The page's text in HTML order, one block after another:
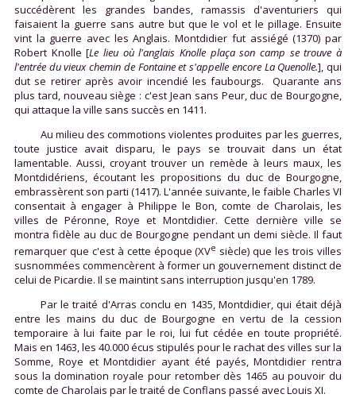
succédèrent les grandes bandes, ramassis d'aventuriers qui
faisaient la guerre sans autre but que le vol et le pillage. Ensuite
vint la guerre avec les Anglais. Montdidier fut assiégé (1370) par
Robert Knolle [Le lieu où l'anglais Knolle plaça son camp se trouve à
l'entrée du vieux chemin de Fontaine et s'appelle encore La Quenolle.], qui
dut se retirer après avoir incendié les faubourgs. Quarante ans
plus tard, nouveau siège : c'est Jean sans Peur, duc de Bourgogne,
qui attaque la ville sans succès en 1411.
Au milieu des commotions violentes produites par les guerres,
toute justice avait disparu, le pays se trouvait dans un état
lamentable. Aussi, croyant trouver un remède à leurs maux, les
Montdidériens, écoutant les propositions du duc de Bourgogne,
embrassèrent son parti (1417). L'année suivante, le faible Charles VI
consentait à engager à Philippe le Bon, comte de Charolais, les
villes de Péronne, Roye et Montdidier. Cette dernière ville se
montra fidèle au duc de Bourgogne pendant un demi siècle. Il faut
remarquer que c'est à cette époque (XVe siècle) que les trois villes
susnommées commencèrent à former un gouvernement distinct de
celui de Picardie. Il se maintint sans interruption jusqu'en 1789.
Par le traité d'Arras conclu en 1435, Montdidier, qui était déjà
entre les mains du duc de Bourgogne en vertu de la cession
temporaire à lui faite par le roi, lui fut cédée en toute propriété.
Mais en 1463, les 40.000 écus stipulés pour le rachat des villes sur la
Somme, Roye et Montdidier ayant été payés, Montdidier rentra
sous la domination royale pour retomber dès 1465 au pouvoir du
comte de Charolais par le traité de Conflans passé avec Louis XI.